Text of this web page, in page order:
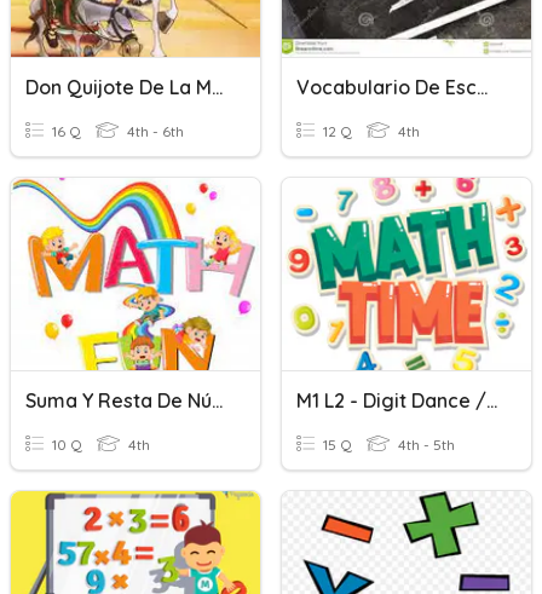
Don Quijote De La Mancha
16 Q 4th - 6th
Vocabulario De Escena Dos
12 Q 4th
Suma Y Resta De Números De 4 Dígitos
10 Q 4th
M1 L2 - Digit Dance / Danza De Dígitos
15 Q 4th - 5th